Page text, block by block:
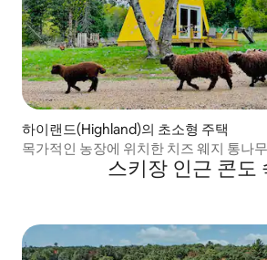
하이랜드(Highland)의 초소형 주택
목가적인 농장에 위치한 치즈 웨지 통나
스키장 인근 콘도